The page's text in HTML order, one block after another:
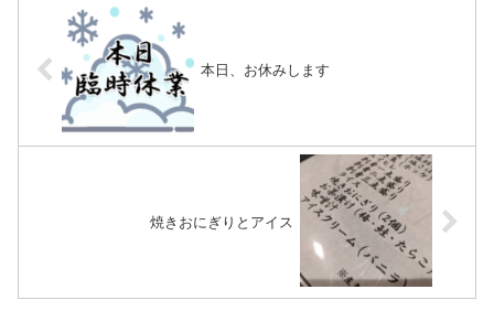
本日、お休みします
焼きおにぎりとアイス